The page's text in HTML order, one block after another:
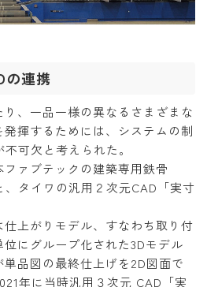
の連携
、一品一様の異なるさまざまな
揮するためには、システムの制
可欠と考えられた。
ァブテックの建築専用鉄骨
タイワの汎用２次元CAD「実寸
上がりモデル、すなわち取り付
にグループ化された3Dモデル
品図の最終仕上げを2D図面で
年に当時汎用３次元 CAD「実